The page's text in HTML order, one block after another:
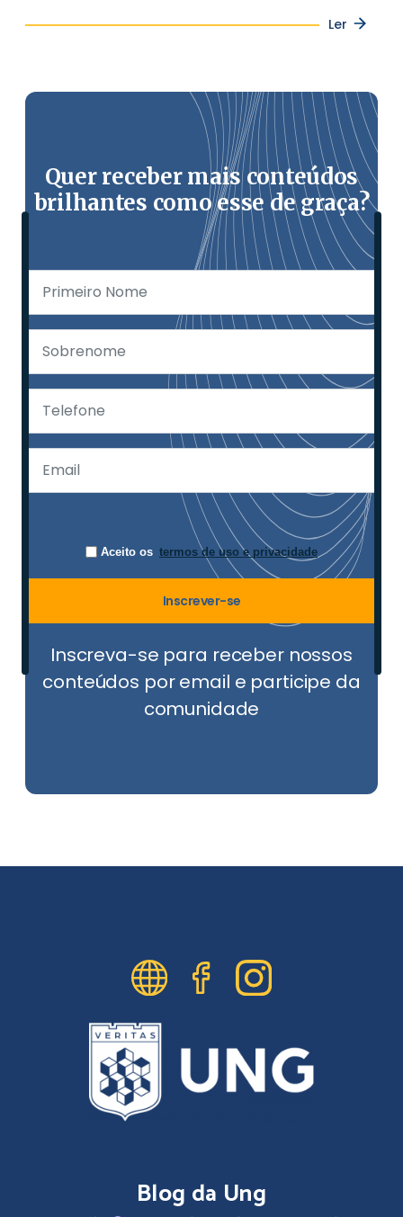
Ler
Quer receber mais conteúdos
brilhantes como esse de graça?
Aceito os termos de uso e privacidade
Inscrever-se
Inscreva-se para receber nossos
conteúdos por email e participe da
comunidade
Blog da Ung